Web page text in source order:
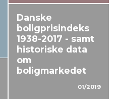
Danske
boligprisindeks
1938-2017 - samt
historiske data
om
boligmarkedet
01/2019